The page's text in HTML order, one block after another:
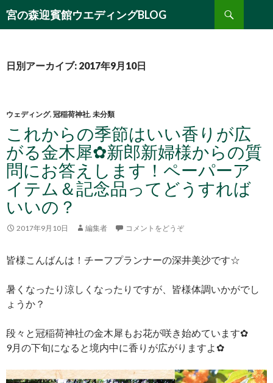
宮の森迎賓館ウエディングBLOG
検
索
ン
動
日別アーカイブ: 2017年9月10日
ウェディング, 冠稲荷神社, 未分類
これからの季節はいい香りが広
がる金木犀✿新郎新婦様からの質
問にお答えします！ペーパーア
イテム＆記念品ってどうすれば
いいの？
2017年9月10日 編集者 コメントをどうぞ
皆様こんばんは！チーフプランナーの深井美沙です☆
暑くなったり涼しくなったりですが、皆様体調いかがでし
ょうか？
段々と冠稲荷神社の金木犀もお花が咲き始めています✿
9月の下旬になると境内中に香りが広がりますよ✿